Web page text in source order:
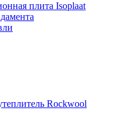
плита Isoplaat
Rockwool